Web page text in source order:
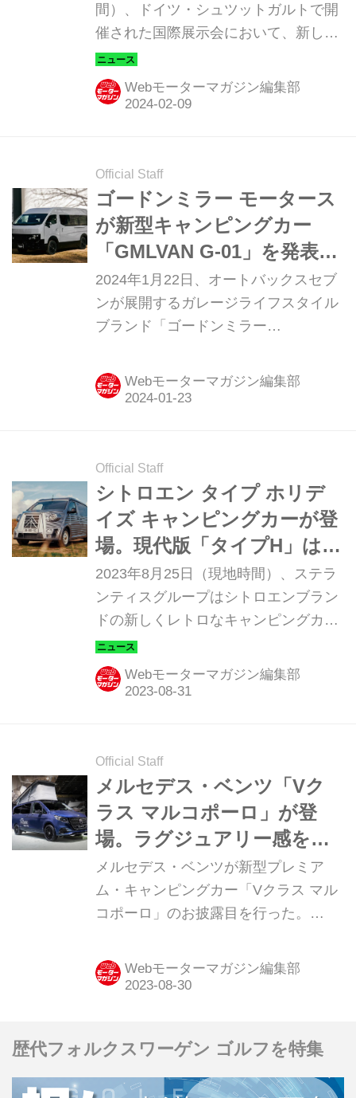
間）、ドイツ・シュツットガルトで開
催された国際展示会において、新しい
キャンピングカー「ホリデーズ」を発
表した。
Webモーターマガジン編集部
Official Staff
ゴードンミラー モータース
が新型キャンピングカー
「GMLVAN G-01」を発表。
こだわりの装備を満載
2024年1月22日、オートバックスセブ
ンが展開するガレージライフスタイル
ブランド「ゴードンミラー
ベルである「ゴードンミラー モーター
ス」より、シリーズで最も大型車両と
2024年3月6日（水）より直営店舗「ゴ
ードンミラー 蔵前」にて販売を開始す
る。
Webモーターマガジン編集部
Official Staff
シトロエン タイプ ホリデ
イズ キャンピングカーが登
場。現代版「タイプH」は、
2023年内にも欧州で発売開
始！？
2023年8月25日（現地時間）、ステラ
ンティスグループはシトロエンブラン
ドの新しくレトロなキャンピングカー
「シトロエン タイプ ホリデイズ キャ
ンピングカー」を公開した。欧州でも
キャンピングカー市場は大きな盛り上
月以内に明らかになる。
Webモーターマガジン編集部
Official Staff
メルセデス・ベンツ「Vク
ラス マルコポーロ」が登
場。ラグジュアリー感を極
めたキャンピングカーの理
想形だ
メルセデス・ベンツが新型プレミア
ム・キャンピングカー「Vクラス マル
コポーロ」のお披露目を行った。
要なカテゴリーのひとつとして位置づ
けているだけに、従来以上にアトラク
Webモーターマガジン編集部
歴代フォルクスワーゲン ゴルフを特集